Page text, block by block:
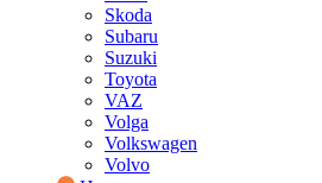
Skoda
Subaru
Suzuki
Toyota
VAZ
Volga
Volkswagen
Volvo